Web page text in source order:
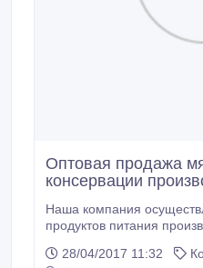
Оптовая продажа
консервации
Наша компания
продуктов питания
консервация, 3. Мясо замороженное и
28/04/2017 11:32